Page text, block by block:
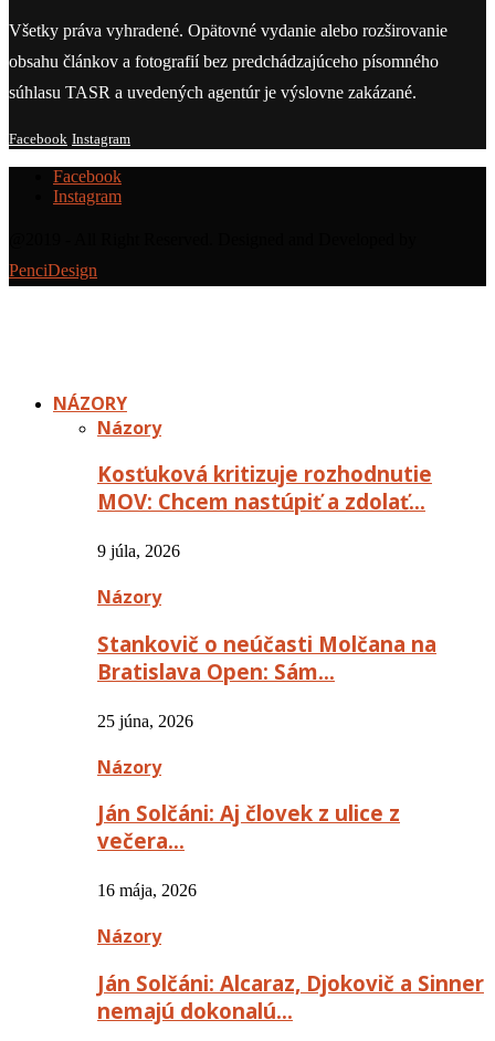
Všetky práva vyhradené. Opätovné vydanie alebo rozširovanie
obsahu článkov a fotografií bez predchádzajúceho písomného
súhlasu TASR a uvedených agentúr je výslovne zakázané.
Facebook Instagram
Facebook
Instagram
PenciDesign
NÁZORY
Názory
Kosťuková kritizuje rozhodnutie
MOV: Chcem nastúpiť a zdolať…
9 júla, 2026
Názory
Stankovič o neúčasti Molčana na
Bratislava Open: Sám…
25 júna, 2026
Názory
Ján Solčáni: Aj človek z ulice z
večera…
16 mája, 2026
Názory
Ján Solčáni: Alcaraz, Djokovič a Sinner
nemajú dokonalú…